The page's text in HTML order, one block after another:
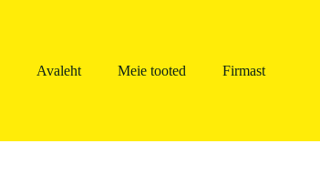
Avaleht Meie tooted Firmast